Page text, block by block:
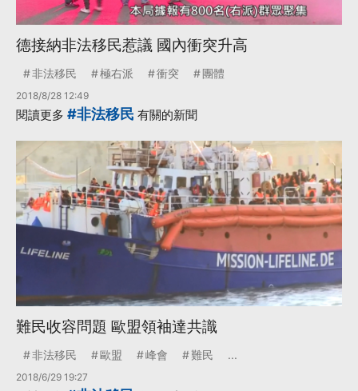
德接納非法移民惹議 國內衝突升高
非法移民 極右派 衝突 團體
2018/8/28 12:49
閱讀更多 #非法移民 有關的新聞
難民收容問題 歐盟領袖達共識
非法移民 歐盟 峰會 難民 ...
2018/6/29 19:27